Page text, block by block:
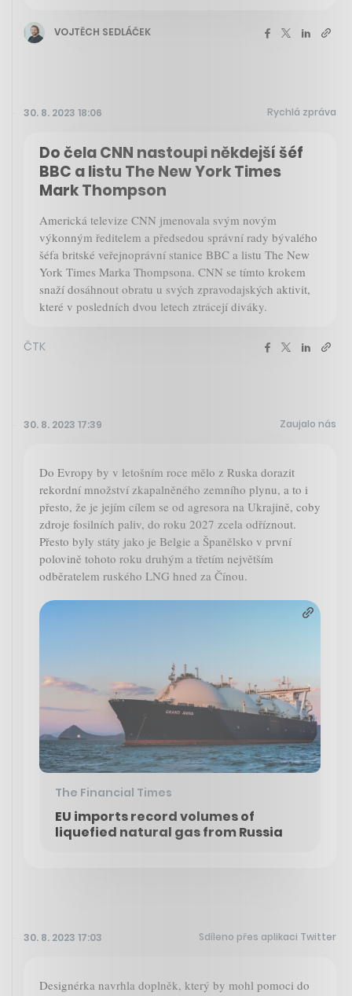
VOJTĚCH SEDLÁČEK
30. 8. 2023 18:06 Rychlá zpráva
Do čela CNN nastoupi někdejší šéf
BBC a listu The New York Times
Mark Thompson
Americká televize CNN jmenovala svým novým
výkonným ředitelem a předsedou správní rady bývalého
šéfa britské veřejnoprávní stanice BBC a listu The New
York Times Marka Thompsona. CNN se tímto krokem
snaží dosáhnout obratu u svých zpravodajských aktivit,
které v posledních dvou letech ztrácejí diváky.
ČTK
30. 8. 2023 17:39 Zaujalo nás
Do Evropy by v letošním roce mělo z Ruska dorazit
rekordní množství zkapalněného zemního plynu, a to i
přesto, že je jejím cílem se od agresora na Ukrajině, coby
zdroje fosilních paliv, do roku 2027 zcela odříznout.
Přesto byly státy jako je Belgie a Španělsko v první
polovině tohoto roku druhým a třetím největším
odběratelem ruského LNG hned za Čínou.
The Financial Times
EU imports record volumes of
liquefied natural gas from Russia
30. 8. 2023 17:03 Sdíleno přes aplikaci Twitter
Designérka navrhla doplněk, který by mohl pomoci do